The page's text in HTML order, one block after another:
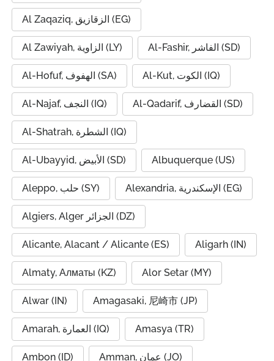
Al Zaqaziq, الزقازيق (EG)
Al Zawiyah, الزاوية (LY) Al-Fashir, الفاشر (SD)
Al-Hofuf, الهفوف (SA) Al-Kut, الكوت (IQ)
Al-Najaf, النجف (IQ) Al-Qadarif, القضارف (SD)
Al-Shatrah, الشطرة (IQ)
Al-Ubayyid, الأبيض (SD) Albuquerque (US)
Aleppo, حلب (SY) Alexandria, الإسكندرية (EG)
Algiers, Alger الجزائر (DZ)
Alicante, Alacant / Alicante (ES) Aligarh (IN)
Almaty, Алматы (KZ) Alor Setar (MY)
Alwar (IN) Amagasaki, 尼崎市 (JP)
Amarah, العمارة (IQ) Amasya (TR)
Ambon (ID) Amman, عمان (JO)